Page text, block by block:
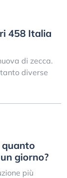
458 Italia
di zecca.
diverse
quanto
giorno?
più